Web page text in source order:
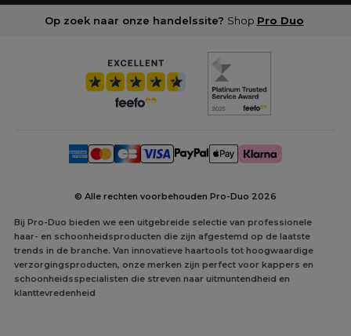
Op zoek naar onze handelssite? Shop Pro Duo
© Alle rechten voorbehouden Pro-Duo 2026
Bij Pro-Duo bieden we een uitgebreide selectie van professionele
haar- en schoonheidsproducten die zijn afgestemd op de laatste
trends in de branche. Van innovatieve haartools tot hoogwaardige
verzorgingsproducten, onze merken zijn perfect voor kappers en
schoonheidsspecialisten die streven naar uitmuntendheid en
klanttevredenheid